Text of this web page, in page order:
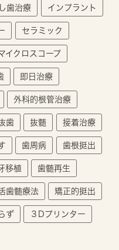
歯治療 インプラント
セラミック
イクロスコープ
即日治療
外科的根管治療
歯 抜髄 接着治療
歯周病 歯根挺出
移植 歯髄再生
歯髄療法 矯正的挺出
ず ３Dプリンター